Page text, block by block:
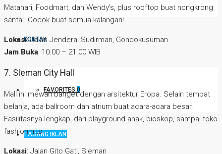
KONTAK
FAVORITES 0
PASANG IKLAN
Matahari, Foodmart, dan Wendy’s, plus rooftop buat nongkrong
santai. Cocok buat semua kalangan!
Lokasi: Jalan Jenderal Sudirman, Gondokusuman
Jam Buka: 10.00 – 21.00 WIB
7. Sleman City Hall
Mall ini mewah banget dengan arsitektur Eropa. Selain tempat
belanja, ada ballroom dan atrium buat acara-acara besar.
Fasilitasnya lengkap, dari playground anak, bioskop, sampai toko
fashion hits.
Lokasi: Jalan Gito Gati, Sleman